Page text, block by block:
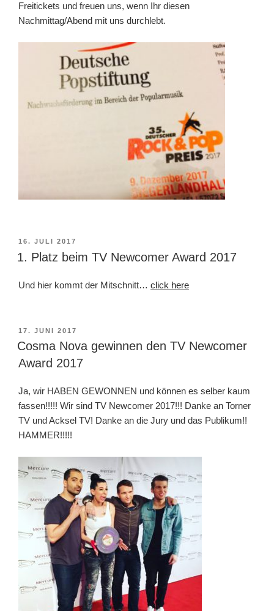
Freitickets und freuen uns, wenn Ihr diesen
Nachmittag/Abend mit uns durchlebt.
VERÖFFENTLICHT
AM
16. JULI 2017
1. Platz beim TV Newcomer Award 2017
Und hier kommt der Mitschnitt… click here
VERÖFFENTLICHT
AM
17. JUNI 2017
Cosma Nova gewinnen den TV Newcomer
Award 2017
Ja, wir HABEN GEWONNEN und können es selber kaum
fassen!!!!! Wir sind TV Newcomer 2017!!! Danke an Torner
TV und Acksel TV! Danke an die Jury und das Publikum!!
HAMMER!!!!!